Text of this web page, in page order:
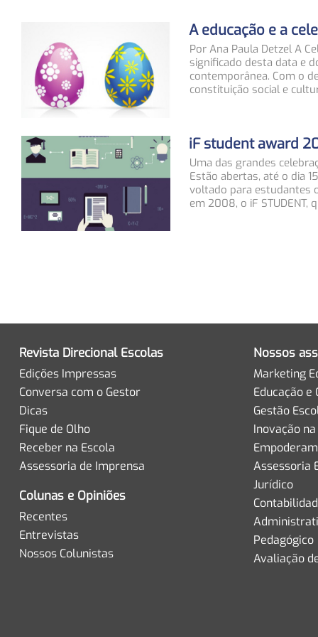
A educação e a
Por Ana Paula Detzel A
significado desta data e
contemporânea. Com o
constituição social e
iF student award
Uma das grandes
Estão abertas, até o dia
voltado para estudantes
em 2008, o iF
Revista Direcional Escolas
Edições Impressas
Conversa com o Gestor
Dicas
Fique de Olho
Receber na Escola
Assessoria de Imprensa
Colunas e Opiniões
Recentes
Entrevistas
Nossos Colunistas
Nossos
Marketing
Educação e
Gestão
Inovação
Assessoria
Jurídico
Pedagógico
Avaliação